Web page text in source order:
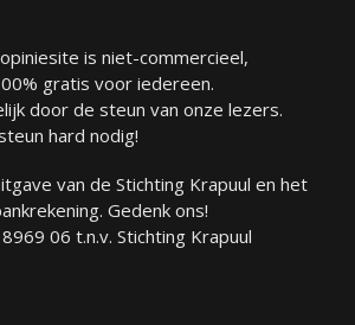
is niet-commercieel,
gratis voor iedereen.
door de steun van onze lezers.
hard nodig!
van de Stichting Krapuul en het
Gedenk ons!
06 t.n.v. Stichting Krapuul